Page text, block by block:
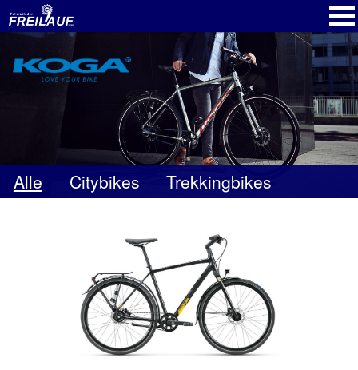
Kontakt
Alle Fahrräder
Startseite
Alle Citybikes Trekkingbikes